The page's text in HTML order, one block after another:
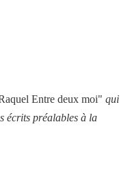
Entre deux moi" qui
écrits préalables à la